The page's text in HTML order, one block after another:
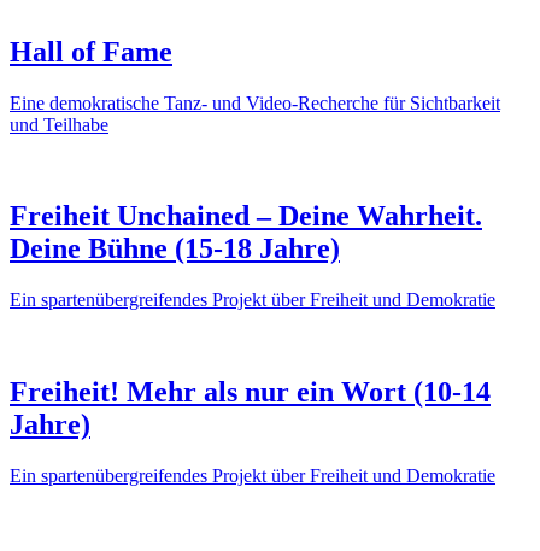
Hall of Fame
Eine demokratische Tanz- und Video-Recherche für Sichtbarkeit
und Teilhabe
Freiheit Unchained – Deine Wahrheit.
Deine Bühne (15-18 Jahre)
Ein spartenübergreifendes Projekt über Freiheit und Demokratie
Freiheit! Mehr als nur ein Wort (10-14
Jahre)
Ein spartenübergreifendes Projekt über Freiheit und Demokratie